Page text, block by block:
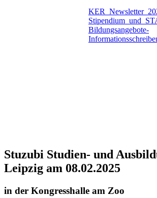
Bildungsangebote-
Stuzubi Studien- und
Leipzig am 08.02.2025
in der Kongresshalle am Zoo